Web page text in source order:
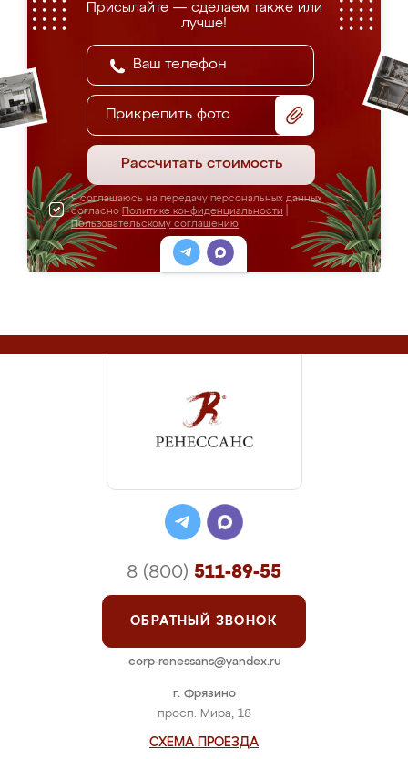
Присылайте — сделаем также или
лучше!
Прикрепить фото
Рассчитать стоимость
Я соглашаюсь на передачу персональных данных
согласно Политике конфиденциальности
Пользовательскому соглашению
г. Фрязино
просп. Мира, 18
СХЕМА ПРОЕЗДА
8 (800) 511-89-55
ОБРАТНЫЙ ЗВОНОК
corp-renessans@yandex.ru